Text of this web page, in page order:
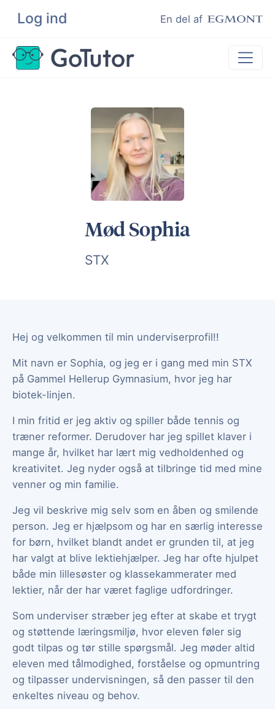
Log ind En del af
Søg
Lektiehjælp
Eksamenshjælp
Hjælp til ordblinde
Kundeudtalelser
Undervisere
Mød Sophia
STX
Hej og velkommen til min underviserprofil!!
Mit navn er Sophia, og jeg er i gang med min STX
på Gammel Hellerup Gymnasium, hvor jeg har
biotek-linjen.
I min fritid er jeg aktiv og spiller både tennis og
træner reformer. Derudover har jeg spillet klaver i
mange år, hvilket har lært mig vedholdenhed og
kreativitet. Jeg nyder også at tilbringe tid med mine
venner og min familie.
Jeg vil beskrive mig selv som en åben og smilende
person. Jeg er hjælpsom og har en særlig interesse
for børn, hvilket blandt andet er grunden til, at jeg
har valgt at blive lektiehjælper. Jeg har ofte hjulpet
både min lillesøster og klassekammerater med
lektier, når der har været faglige udfordringer.
Som underviser stræber jeg efter at skabe et trygt
og støttende læringsmiljø, hvor eleven føler sig
godt tilpas og tør stille spørgsmål. Jeg møder altid
eleven med tålmodighed, forståelse og opmuntring
og tilpasser undervisningen, så den passer til den
enkeltes niveau og behov.